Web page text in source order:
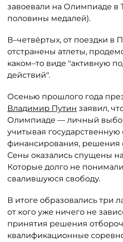
завоевали на Олимпиаде в
половины медалей).
В–четвёртых, от поездки в
отстранены атлеты,
каком–то виде "активную
действий".
Осенью прошлого года
Владимир Путин заявил,
Олимпиаде — личный
учитывая государственную
финансирования, решения
Сены оказались спущены
Которые долго не
свалившуюся свободу.
В итоге образовались три
от кого уже ничего не
принятия решения
квалификационные